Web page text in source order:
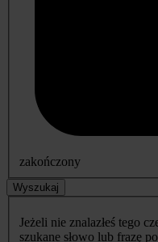
zakończony
Wyszukaj
Jeżeli nie znalazłeś tego
szukane słowo lub frazę